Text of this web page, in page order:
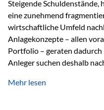
Steigende
eine zunehmend
wirtschaftliche Umfeld
Anlagekonzepte – allen
Portfolio – geraten
Anleger suchen deshalb
Unsicherheit abzusichern.
Mehr lesen